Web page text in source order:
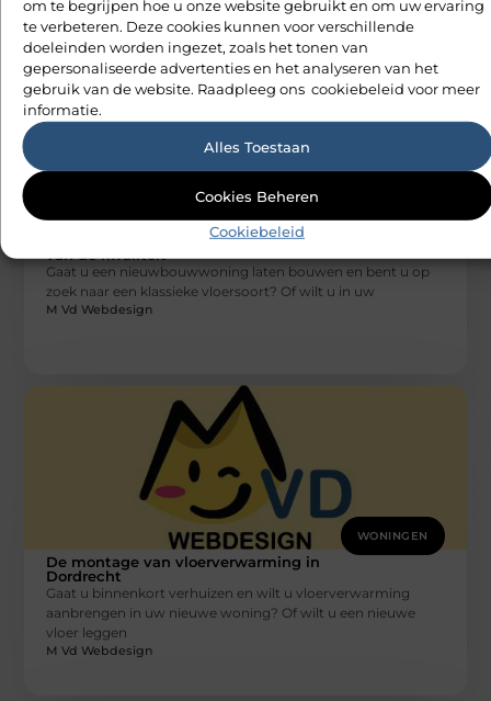
om te begrijpen hoe u onze website gebruikt en om uw ervaring
te verbeteren. Deze cookies kunnen voor verschillende
doeleinden worden ingezet, zoals het tonen van
gepersonaliseerde advertenties en het analyseren van het
gebruik van de website. Raadpleeg ons cookiebeleid voor meer
informatie.
Alles Toestaan
Cookies Beheren
Cookiebeleid
M Vd Webdesign
Door parket te laten leggen geniet u snel
van de kwaliteit
Gaat u een nieuwbouwwoning laten bouwen en bent u op
zoek naar een klassieke vloersoort? Of wilt u in uw
M Vd Webdesign
WONINGEN
De montage van vloerverwarming in
Dordrecht
Gaat u binnenkort verhuizen en wilt u vloerverwarming
aanbrengen in uw nieuwe woning? Of wilt u een nieuwe
vloer leggen
M Vd Webdesign